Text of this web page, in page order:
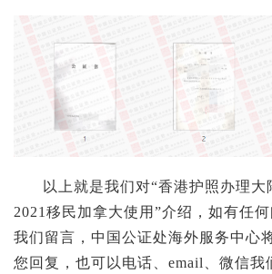
以上就是我们对“香港护照办理大
2021移民加拿大使用”介绍，如有任
我们留言，中国公证处海外服务中心
您回复，也可以电话、email、微信我